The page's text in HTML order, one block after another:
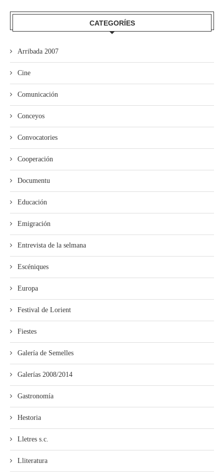
CATEGORÍES
Arribada 2007
Cine
Comunicación
Conceyos
Convocatories
Cooperación
Documentu
Educación
Emigración
Entrevista de la selmana
Escéniques
Europa
Festival de Lorient
Fiestes
Galería de Semelles
Galerías 2008/2014
Gastronomía
Hestoria
Lletres s.c.
Lliteratura